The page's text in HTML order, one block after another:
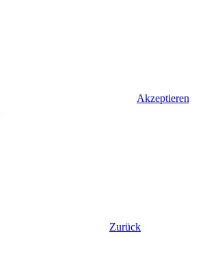
Akzeptieren
Zurück